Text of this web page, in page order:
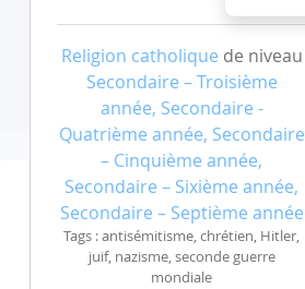
Religion catholique de niveau
Secondaire – Troisième
année, Secondaire -
Quatrième année, Secondaire
– Cinquième année,
Secondaire – Sixième année,
Secondaire – Septième année
Tags : antisémitisme, chrétien, Hitler,
juif, nazisme, seconde guerre
mondiale